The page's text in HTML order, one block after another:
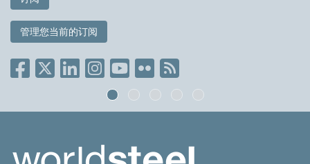
管理您当前的订阅